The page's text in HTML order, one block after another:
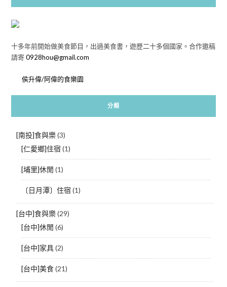
十多年前開始做美食節目，出過美食書，遊歷二十多個國家。合作邀稿
請寄0928hou@gmail.com
侯升偉/阿偉的食樂園
分類
[南投]食與樂(3)
[仁愛鄉]住宿 (1)
[埔里]休閒 (1)
〔日月潭〕住宿 (1)
[台中]食與樂(29)
[台中]休閒 (6)
[台中]家具(2)
[台中]美食(21)